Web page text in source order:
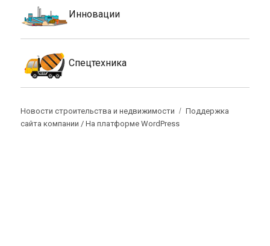
Инновации
Спецтехника
Новости строительства и недвижимости
Поддержка
сайта компании /На платформе WordPress